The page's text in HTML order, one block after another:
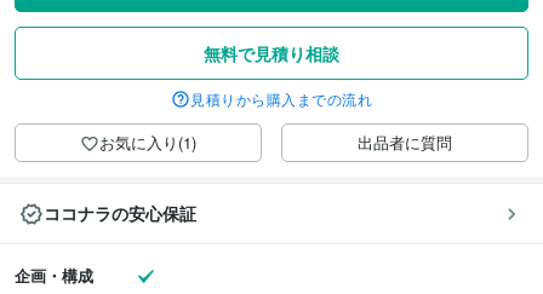
無料で見積り相談
見積りから購入までの流れ
お気に入り(1) 出品者に質問
ココナラの安心保証
企画・構成